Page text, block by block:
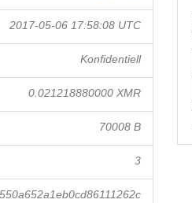
2017-05-06 17:58:08 UTC
Konfidentiell
0.021218880000 XMR
70008 B
3